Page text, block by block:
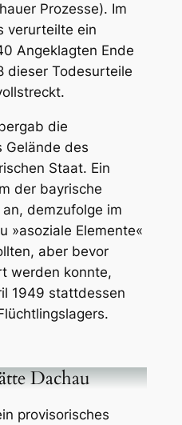
Prozesse). Im
verurteilte ein
Angeklagten Ende
dieser Todesurteile
die
Gelände des
Staat. Ein
der bayrische
demzufolge im
»asoziale Elemente«
aber bevor
werden konnte,
1949 stattdessen
Dachau
provisorisches